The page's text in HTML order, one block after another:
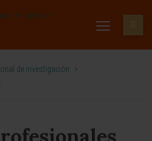
de investigación
>